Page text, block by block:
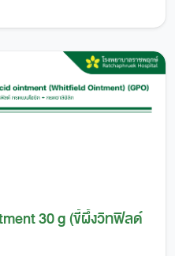
30 g (ขี้ผึ้งวิทฟิลด์